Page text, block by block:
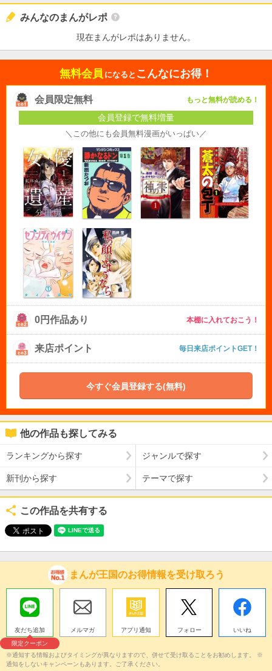
みんなのまんがレポ
現在まんがレポはありません。
無料会員 になると こんなにお得！
会員限定無料 もっと無料が読める！
会員登録で無料増量
＼この他にも会員無料漫画がいっぱい／
0円作品あり 本棚に入れておこう！
来店ポイント 毎日来店ポイントGET！
今すぐ会員登録する(無料)
他の作品も探してみる
ランキングから探す ジャンルで探す
新刊から探す テーマで探す
この作品を共有する
まんが王国のお得情報を受け取ろう
友だち追加
限定クーポン
メルマガ アプリ通知 フォロー いいね
※通知する情報およびタイミングが異なりますので、併せて受け取ることをお勧めします。 ※
通知をしないキャンペーンもあります。ご了承ください。